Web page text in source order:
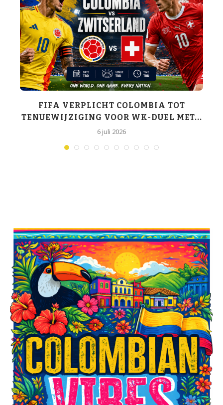
FIFA VERPLICHT COLOMBIA TOT
TENUEWIJZIGING VOOR WK-DUEL MET...
6 juli 2026